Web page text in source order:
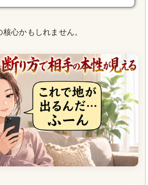
心かもしれません。